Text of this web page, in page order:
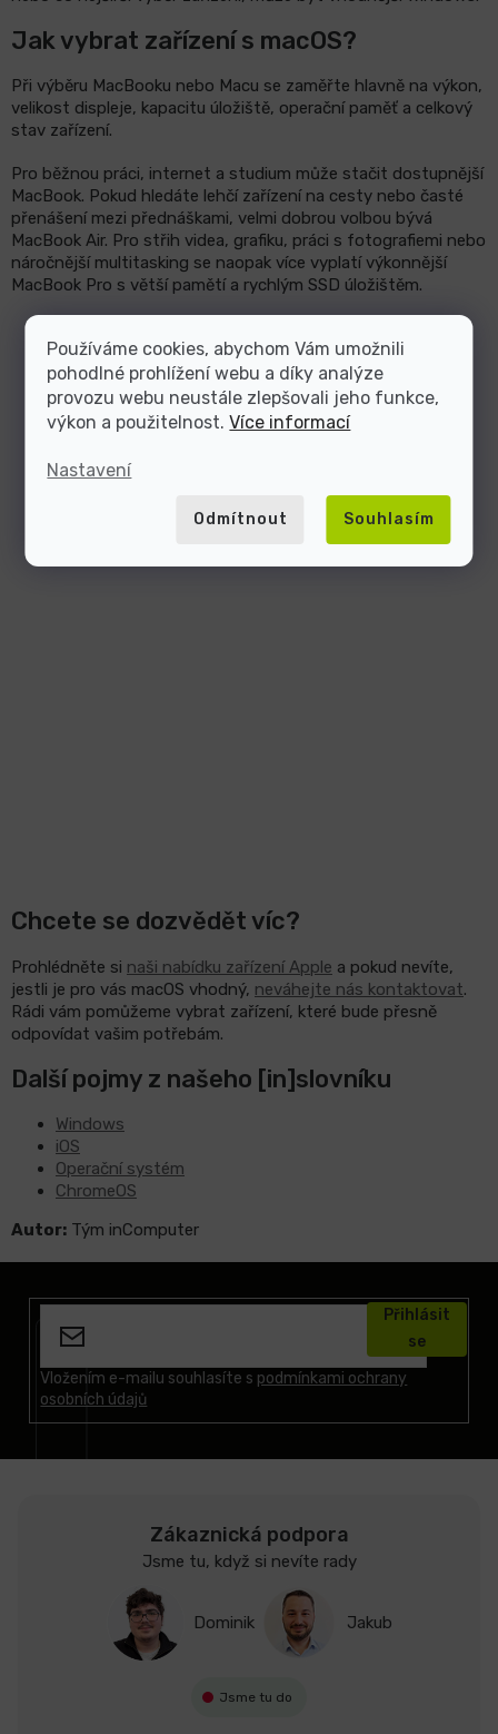
Používáme cookies, abychom Vám umožnili
pohodlné prohlížení webu a díky analýze
provozu webu neustále zlepšovali jeho funkce,
výkon a použitelnost.Více informací
Nastavení
Odmítnout Souhlasím
Jak vybrat zařízení s macOS?
Při výběru MacBooku nebo Macu se zaměřte hlavně na výkon,
velikost displeje, kapacitu úložiště, operační paměť a celkový
stav zařízení.
Pro běžnou práci, internet a studium může stačit dostupnější
MacBook. Pokud hledáte lehčí zařízení na cesty nebo časté
přenášení mezi přednáškami, velmi dobrou volbou bývá
MacBook Air. Pro střih videa, grafiku, práci s fotografiemi nebo
náročnější multitasking se naopak více vyplatí výkonnější
MacBook Pro s větší pamětí a rychlým SSD úložištěm.
Chcete se dozvědět víc?
Prohlédněte si naši nabídku zařízení Apple a pokud nevíte,
jestli je pro vás macOS vhodný, neváhejte nás kontaktovat.
Rádi vám pomůžeme vybrat zařízení, které bude přesně
odpovídat vašim potřebám.
Další pojmy z našeho [in]slovníku
Windows
iOS
Operační systém
ChromeOS
Autor: Tým inComputer
Vložením e-mailu souhlasíte s podmínkami ochrany
osobních údajů
Přihlásit
se
Zákaznická podpora
Jsme tu, když si nevíte rady
Dominik Jakub
Jsme tu do